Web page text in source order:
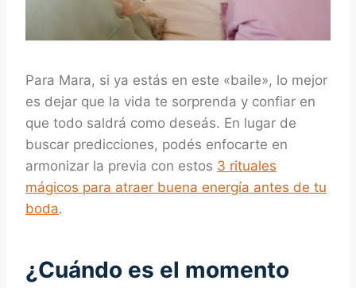
Para Mara, si ya estás en este «baile», lo mejor
es dejar que la vida te sorprenda y confiar en
que todo saldrá como deseás. En lugar de
buscar predicciones, podés enfocarte en
armonizar la previa con estos 3 rituales
mágicos para atraer buena energía antes de tu
boda.
¿Cuándo es el momento